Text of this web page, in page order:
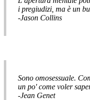
i pregiudizi, ma è un
-Jason Collins
Sono omosessuale.
un po' come voler
-Jean Genet